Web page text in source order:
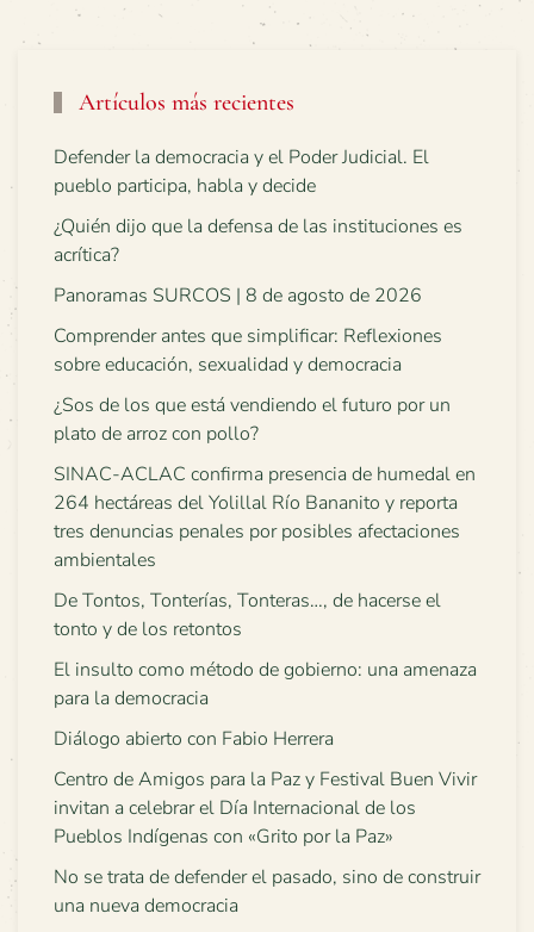
Artículos más recientes
Defender la democracia y el Poder Judicial. El
pueblo participa, habla y decide
¿Quién dijo que la defensa de las instituciones es
acrítica?
Panoramas SURCOS | 8 de agosto de 2026
Comprender antes que simplificar: Reflexiones
sobre educación, sexualidad y democracia
¿Sos de los que está vendiendo el futuro por un
plato de arroz con pollo?
SINAC-ACLAC confirma presencia de humedal en
264 hectáreas del Yolillal Río Bananito y reporta
tres denuncias penales por posibles afectaciones
ambientales
De Tontos, Tonterías, Tonteras…, de hacerse el
tonto y de los retontos
El insulto como método de gobierno: una amenaza
para la democracia
Diálogo abierto con Fabio Herrera
Centro de Amigos para la Paz y Festival Buen Vivir
invitan a celebrar el Día Internacional de los
Pueblos Indígenas con «Grito por la Paz»
No se trata de defender el pasado, sino de construir
una nueva democracia